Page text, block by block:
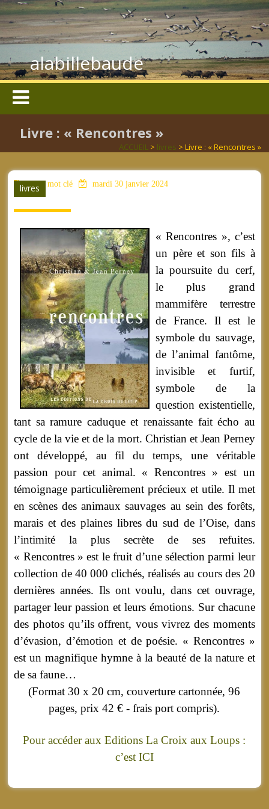
alabillebaude
Livre : « Rencontres »
ACCUEIL> livres > Livre : « Rencontres »
livres
aucun mot clé mardi 30 janvier 2024
« Rencontres », c’est
un père et son fils à
la poursuite du cerf,
le plus grand
mammifère terrestre
de France. Il est le
symbole du sauvage,
de l’animal fantôme,
invisible et furtif,
symbole de la
question existentielle,
tant sa ramure caduque et renaissante fait écho au
cycle de la vie et de la mort. Christian et Jean Perney
ont développé, au fil du temps, une véritable
passion pour cet animal. « Rencontres » est un
témoignage particulièrement précieux et utile. Il met
en scènes des animaux sauvages au sein des forêts,
marais et des plaines libres du sud de l’Oise, dans
l’intimité la plus secrète de ses refuites.
« Rencontres » est le fruit d’une sélection parmi leur
collection de 40 000 clichés, réalisés au cours des 20
dernières années. Ils ont voulu, dans cet ouvrage,
partager leur passion et leurs émotions. Sur chacune
des photos qu’ils offrent, vous vivrez des moments
d’évasion, d’émotion et de poésie. « Rencontres »
est un magnifique hymne à la beauté de la nature et
de sa faune…
(Format 30 x 20 cm, couverture cartonnée, 96
pages, prix 42 € - frais port compris).
Pour accéder aux Editions La Croix aux Loups :
c’est ICI